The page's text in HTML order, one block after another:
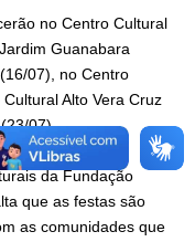
no Centro Cultural
Guanabara
07), no Centro
Alto Vera Cruz
(23/07).
da Fundação
que as festas são
as comunidades que